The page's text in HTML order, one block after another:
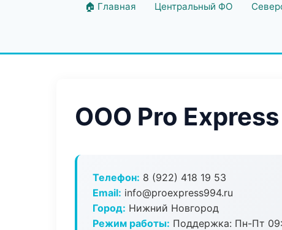
🏠 Главная Центральный ФО
ООО Pro Express
Телефон: 8 (922) 418 19 53
Email: info@proexpress994.ru
Город: Нижний Новгород
Режим работы: Поддержка: Пн-Пт